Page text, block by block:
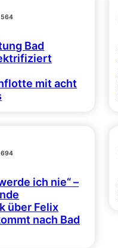
564
Bad
mit acht
694
ich nie“ –
über Felix
nach Bad